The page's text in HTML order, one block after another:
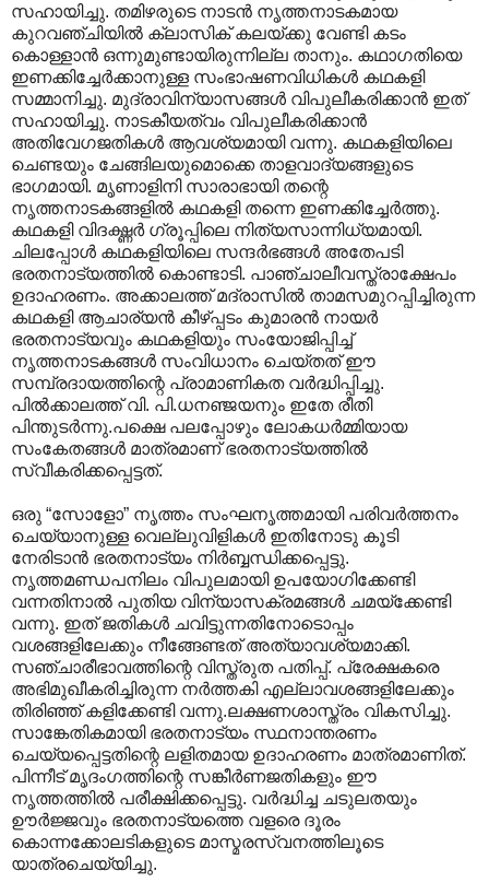
സഹായിച്ചു. തമിഴരുടെ നാടന്‍ നൃത്തനാടകമായ
കുറവഞ്ചിയില്‍ ക്ലാസിക് കലയ്ക്കു വേണ്ടി കടം
കൊള്ളാന്‍ ഒന്നുമുണ്ടായിരുന്നില്ല താനും. കഥാഗതിയെ
ഇണക്കിച്ചേര്‍ക്കാനുള്ള സംഭാഷണവിധികള്‍ കഥകളി
സമ്മാനിച്ചു. മുദ്രാവിന്യാസങ്ങള്‍ വിപുലീകരിക്കാന്‍ ഇത്
സഹായിച്ചു. നാടകീയത്വം വിപുലീകരിക്കാന്‍
അതിവേഗജതികള്‍ ആവശ്യമായി വന്നു. കഥകളിയിലെ
ചെണ്ടയും ചേങ്ങിലയുമൊക്കെ താളവാദ്യങ്ങളുടെ
ഭാഗമായി. മൃണാളിനി സാരാഭായി തന്റെ
നൃത്തനാടകങ്ങളില്‍ കഥകളി തന്നെ ഇണക്കിച്ചേര്‍‍ത്തു.
കഥകളി വിദഗ്ദ്ധര്‍ ഗ്രൂപ്പിലെ നിത്യസാന്നിധ്യമായി.
ചിലപ്പോള്‍ കഥകളിയിലെ സന്ദര്‍ഭങ്ങള്‍ അതേപടി
ഭരതനാട്യത്തില്‍ കൊണ്ടാടി. പാഞ്ചാലീവസ്ത്രാക്ഷേപം
ഉദാഹരണം. അക്കാലത്ത് മദ്രാസില്‍ താമസമുറപ്പിച്ചിരുന്ന
കഥകളി ആചാര്യന്‍ കീഴ്പ്പടം കുമാരന്‍ നായര്‍
ഭരതനാട്യവും കഥകളിയും സംയോജിപ്പിച്ച്
നൃത്തനാടകങ്ങള്‍ സംവിധാനം ചെയ്തത് ഈ
സമ്പ്രദായത്തിന്റെ പ്രാമാണികത വര്‍ദ്ധിപ്പിച്ചു.
പില്‍ക്കാലത്ത് വി. പി.ധനഞ്ജയനും ഇതേ രീതി
പിന്തുടര്‍ന്നു.പക്ഷെ പലപ്പോഴും ലോകധര്‍മ്മിയായ
സംകേതങ്ങള്‍ മാത്രമാണ് ഭരതനാട്യത്തില്‍
സ്വീകരിക്കപ്പെട്ടത്.
ഒരു “സോളോ” നൃത്തം സംഘനൃത്തമായി പരിവര്‍ത്തനം
ചെയ്യാനുള്ള വെല്ലുവിളികള്‍ ഇതിനോടു കൂടി
നേരിടാന്‍ ഭരതനാട്യം നിര്‍ബ്ബന്ധിക്കപ്പെട്ടു.
നൃത്തമണ്ഡപനിലം വിപുലമായി ഉപയോഗിക്കേണ്ടി
വന്നതിനാല്‍ പുതിയ വിന്യാസക്രമങ്ങള്‍ ചമയ്ക്കേണ്ടി
വന്നു. ഇത് ജതികള്‍‍ ചവിട്ടുന്നതിനോടൊപ്പം
വശങ്ങളിലേക്കും നീങ്ങേണ്ടത് അത്യാവശ്യമാക്കി.
സഞ്ചാരീഭാവത്തിന്റെ വിസ്ത്രുത പതിപ്പ്. പ്രേക്ഷകരെ
അഭിമുഖീകരിച്ചിരുന്ന നര്‍ത്തകി എല്ലാവശങ്ങളിലേക്കും
തിരിഞ്ഞ് കളിക്കേണ്ടി വന്നു.ലക്ഷണശാസ്ത്രം വികസിച്ചു.
സാങ്കേതികമായി ഭരതനാട്യം സ്ഥനാന്തരണം
ചെയ്യപ്പെട്ടതിന്റെ ലളിതമായ ഉദാഹരണം മാത്രമാണിത്.
പിന്നീട് മൃദംഗത്തിന്റെ സങ്കീര്‍ണജതികളും ഈ
നൃത്തത്തില്‍ പരീക്ഷിക്കപ്പെട്ടു. വര്‍ദ്ധിച്ച ചടുലതയും
ഊര്‍ജ്ജവും ഭരതനാട്യത്തെ വളരെ ദൂരം
കൊന്നക്കോലടികളുടെ മാസ്മരസ്വനത്തിലൂടെ
യാത്രചെയ്യിച്ചു.